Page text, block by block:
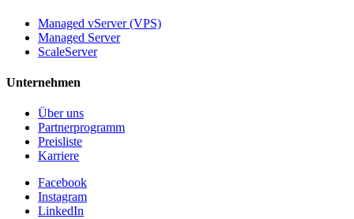
Managed vServer (VPS)
Managed Server
ScaleServer
Unternehmen
Über uns
Partnerprogramm
Preisliste
Karriere
Facebook
Instagram
LinkedIn